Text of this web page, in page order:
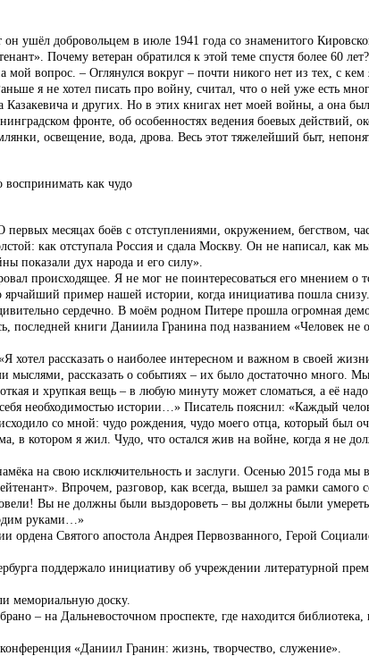
он ушёл добровольцем в июле 1941 года со знаменитого
Почему ветеран обратился к этой теме спустя более 60 лет?
вопрос. – Оглянулся вокруг – почти никого нет из тех, с
я не хотел писать про войну, считал, что о ней уже есть
и других. Но в этих книгах нет моей войны, а она
фронте, об особенностях ведения боевых действий,
освещение, вода, дрова. Весь этот тяжелейший быт,
воспринимать как чудо
месяцах боёв с отступлениями, окружением, бегством,
как отступала Россия и сдала Москву. Он не написал,
показали дух народа и его силу».
происходящее. Я не мог не поинтересоваться его мнением о
пример нашей истории, когда инициатива пошла
сердечно. В моём родном Питере прошла огромная
последней книги Даниила Гранина под названием «Человек
хотел рассказать о наиболее интересном и важном в своей
рассказать о событиях – их было достаточно много.
и хрупкая вещь – в любую минуту может сломаться, а её
необходимостью истории…» Писатель пояснил: «Каждый
со мной: чудо рождения, чудо моего отца, который был
в котором я жил. Чудо, что остался жив на войне, когда я не
на свою исключительность и заслуги. Осенью 2015 года мы
Впрочем, разговор, как всегда, вышел за рамки
Вы не должны были выздороветь – вы должны были
руками…»
Святого апостола Андрея Первозванного, Герой
поддержало инициативу об учреждении литературной
мемориальную доску.
– на Дальневосточном проспекте, где находится
«Даниил Гранин: жизнь, творчество, служение».